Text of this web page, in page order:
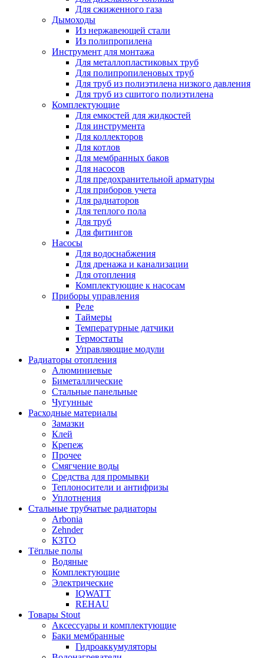
Для сжиженного газа
Дымоходы
Из нержавеющей стали
Из полипропилена
Инструмент для монтажа
Для металлопластиковых труб
Для полипропиленовых труб
Для труб из полиэтилена низкого давления
Для труб из сшитого полиэтилена
Комплектующие
Для емкостей для жидкостей
Для инструмента
Для коллекторов
Для котлов
Для мембранных баков
Для насосов
Для предохранительной арматуры
Для приборов учета
Для радиаторов
Для теплого пола
Для труб
Для фитингов
Насосы
Для водоснабжения
Для дренажа и канализации
Для отопления
Комплектующие к насосам
Приборы управления
Реле
Таймеры
Температурные датчики
Термостаты
Управляющие модули
Радиаторы отопления
Алюминиевые
Биметаллические
Стальные панельные
Чугунные
Расходные материалы
Замазки
Клей
Крепеж
Прочее
Смягчение воды
Средства для промывки
Теплоносители и антифризы
Уплотнения
Стальные трубчатые радиаторы
Arbonia
Zehnder
КЗТО
Тёплые полы
Водяные
Комплектующие
Электрические
IQWATT
REHAU
Товары Stout
Аксессуары и комплектующие
Баки мембранные
Гидроаккумуляторы